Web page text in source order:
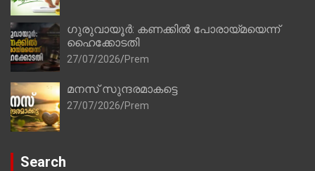
ഗുരുവായൂർ: കണക്കിൽ പോരായ്മയെന്ന്
ഹൈക്കോടതി
27/07/2026 Prem
മനസ് സുന്ദരമാകട്ടെ
27/07/2026 Prem
Search